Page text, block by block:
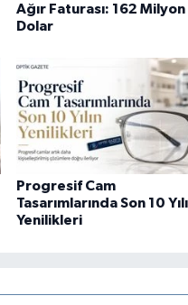
Ağır Faturası: 162 Milyon
Dolar
Progresif Cam
Tasarımlarında Son 10
Yenilikleri